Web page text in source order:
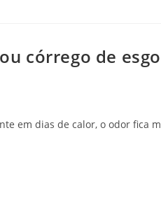
córrego de
em dias de calor, o odor fica